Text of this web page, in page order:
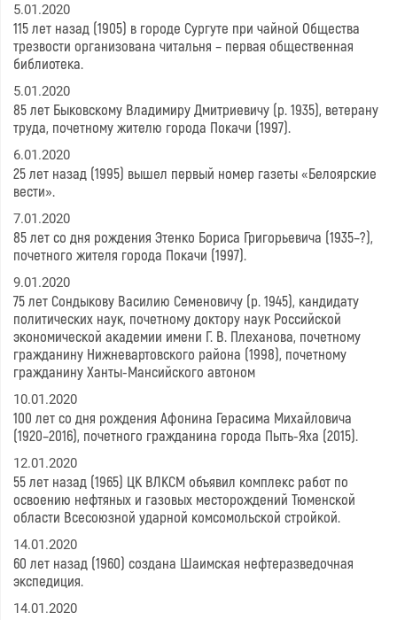
5.01.2020
115 лет назад (1905) в городе Сургуте при чайной Общества
трезвости организована читальня – первая общественная
библиотека.
5.01.2020
85 лет Быковскому Владимиру Дмитриевичу (р. 1935), ветерану
труда, почетному жителю города Покачи (1997).
6.01.2020
25 лет назад (1995) вышел первый номер газеты «Белоярские
вести».
7.01.2020
85 лет со дня рождения Этенко Бориса Григорьевича (1935–?),
почетного жителя города Покачи (1997).
9.01.2020
75 лет Сондыкову Василию Семеновичу (р. 1945), кандидату
политических наук, почетному доктору наук Российской
экономической академии имени Г. В. Плеханова, почетному
гражданину Нижневартовского района (1998), почетному
гражданину Ханты-Мансийского автоном
10.01.2020
100 лет со дня рождения Афонина Герасима Михайловича
(1920–2016), почетного гражданина города Пыть-Яха (2015).
12.01.2020
55 лет назад (1965) ЦК ВЛКСМ объявил комплекс работ по
освоению нефтяных и газовых месторождений Тюменской
области Всесоюзной ударной комсомольской стройкой.
14.01.2020
60 лет назад (1960) создана Шаимская нефтеразведочная
экспедиция.
14.01.2020